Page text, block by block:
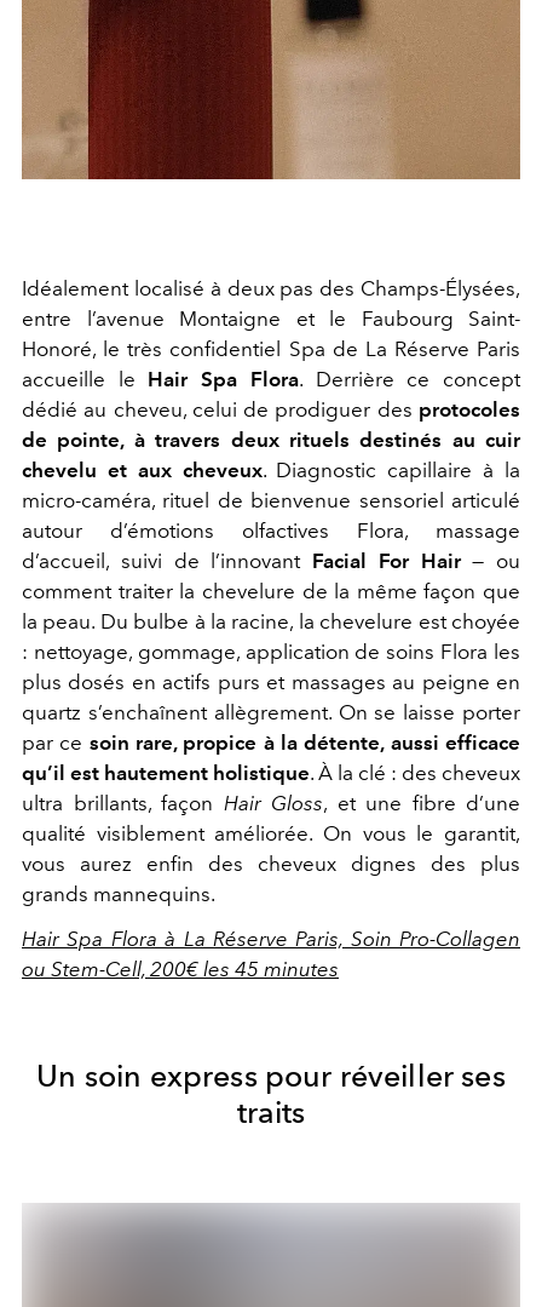
Idéalement localisé à deux pas des Champs-Élysées,
entre l’avenue Montaigne et le Faubourg Saint-
Honoré, le très confidentiel Spa de La Réserve Paris
accueille le Hair Spa Flora. Derrière ce concept
dédié au cheveu, celui de prodiguer des protocoles
de pointe, à travers deux rituels destinés au cuir
chevelu et aux cheveux. Diagnostic capillaire à la
micro-caméra, rituel de bienvenue sensoriel articulé
autour d’émotions olfactives Flora, massage
d’accueil, suivi de l’innovant Facial For Hair— ou
comment traiter la chevelure de la même façon que
la peau. Du bulbe à la racine, la chevelure est choyée
: nettoyage, gommage, application de soins Flora les
plus dosés en actifs purs et massages au peigne en
quartz s’enchaînent allègrement. On se laisse porter
par ce soin rare, propice à la détente, aussi efficace
qu’il est hautement holistique. À la clé : des cheveux
ultra brillants, façon Hair Gloss, et une fibre d’une
qualité visiblement améliorée. On vous le garantit,
vous aurez enfin des cheveux dignes des plus
grands mannequins.
Hair Spa Flora à La Réserve Paris, Soin Pro-Collagen
ou Stem-Cell, 200€ les 45 minutes
Un soin express pour réveiller ses
traits